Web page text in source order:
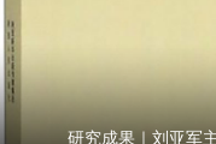
研究成果｜刘亚军